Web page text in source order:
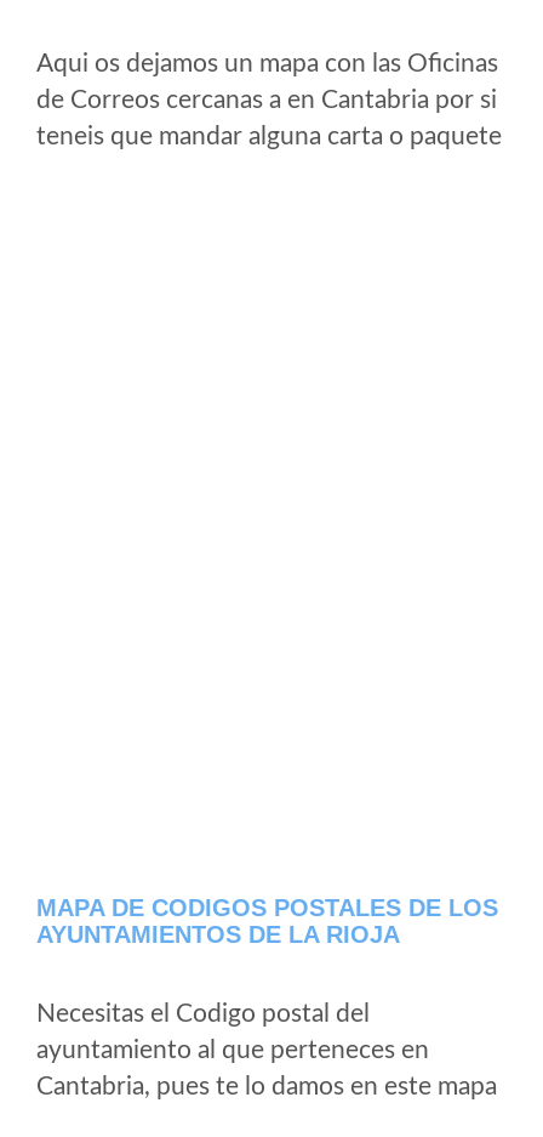
Aqui os dejamos un mapa con las Oficinas
de Correos cercanas a en Cantabria por si
teneis que mandar alguna carta o paquete
MAPA DE CODIGOS POSTALES DE LOS
AYUNTAMIENTOS DE LA RIOJA
Necesitas el Codigo postal del
ayuntamiento al que perteneces en
Cantabria, pues te lo damos en este mapa